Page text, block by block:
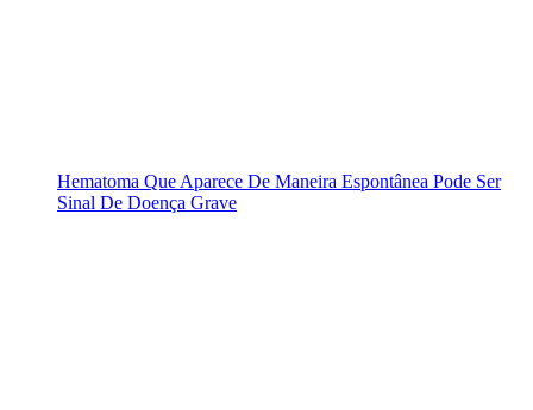
Hematoma Que Aparece De Maneira Espontânea Pode Ser
Sinal De Doença Grave